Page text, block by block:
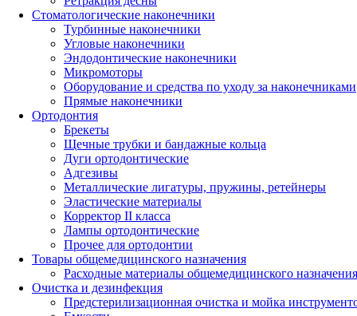
Стоматологические наконечники
Турбинные наконечники
Угловые наконечники
Эндодонтические наконечники
Микромоторы
Оборудование и средства по уходу за наконечниками
Прямые наконечники
Ортодонтия
Брекеты
Щечные трубки и бандажные кольца
Дуги ортодонтические
Адгезивы
Металлические лигатуры, пружины, ретейнеры
Эластические материалы
Корректор II класса
Лампы ортодонтические
Прочее для ортодонтии
Товары общемедицинского назначения
Расходные материалы общемедицинского назначения
Очистка и дезинфекция
Предстерилизационная очистка и мойка